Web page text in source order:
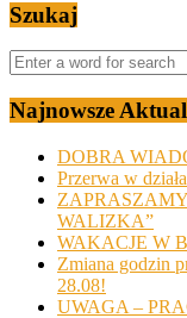
Szukaj
Najnowsze
DOBRA
Przerwa w
WALIZKA”
WAKACJE W
Zmiana godzin
28.08!
UWAGA –